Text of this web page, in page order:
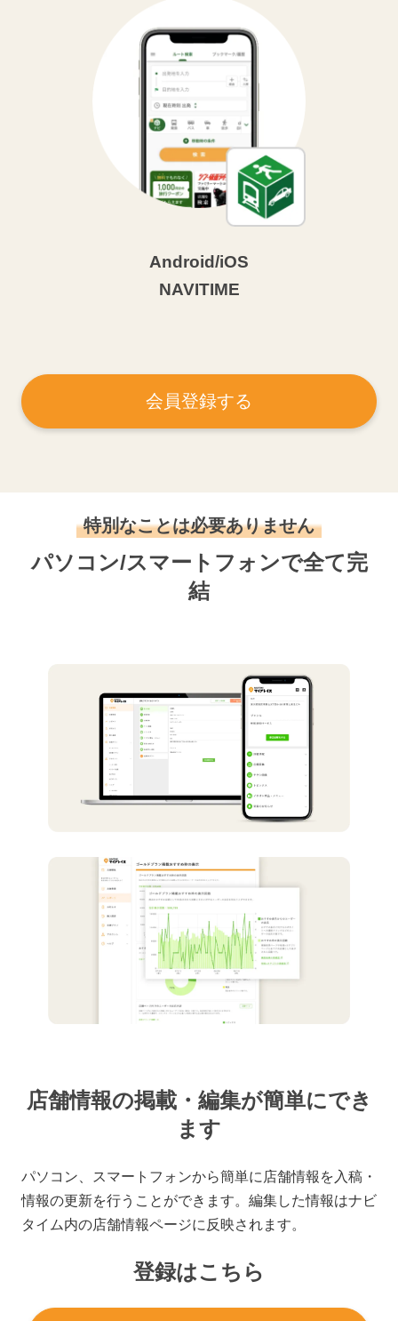
Android/iOS
NAVITIME
会員登録する
特別なことは必要ありません
パソコン/スマートフォンで全て完
結
店舗情報の掲載・編集が簡単にでき
ます
パソコン、スマートフォンから簡単に店舗情報を入稿・
情報の更新を行うことができます。編集した情報はナビ
タイム内の店舗情報ページに反映されます。
登録はこちら